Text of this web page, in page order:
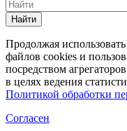
Найти
Продолжая
файлов cookies и
посредством
в целях ведения
Политикой обработки
Согласен